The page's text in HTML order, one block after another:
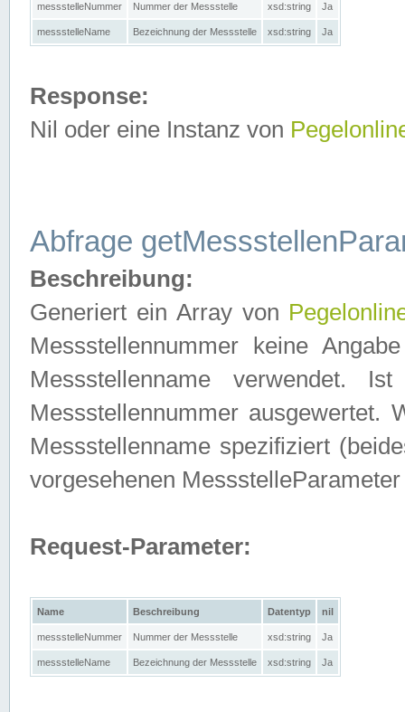
messstelleNummer Nummer der Messstelle xsd:string Ja
messstelleName Bezeichnung der Messstelle xsd:string Ja
Response:
Nil oder eine Instanz von
Abfrage
Beschreibung:
Generiert ein Array von
Messstellennummer keine
Messstellenname verwendet.
Messstellennummer ausgewertet.
Messstellenname spezifiziert
vorgesehenen
Request-Parameter:
Name Beschreibung Datentyp nil
messstelleNummer Nummer der Messstelle xsd:string Ja
messstelleName Bezeichnung der Messstelle xsd:string Ja